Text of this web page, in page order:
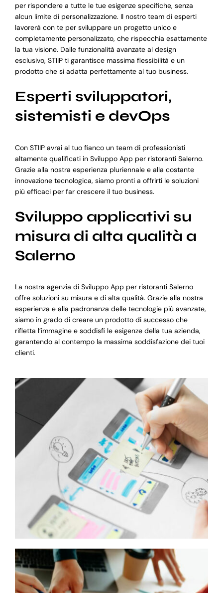
per rispondere a tutte le tue esigenze specifiche, senza
alcun limite di personalizzazione. Il nostro team di esperti
lavorerà con te per sviluppare un progetto unico e
completamente personalizzato, che rispecchia esattamente
la tua visione. Dalle funzionalità avanzate al design
esclusivo, STIIP ti garantisce massima flessibilità e un
prodotto che si adatta perfettamente al tuo business.
Esperti sviluppatori,
sistemisti e devOps
Con STIIP avrai al tuo fianco un team di professionisti
altamente qualificati in Sviluppo App per ristoranti Salerno.
Grazie alla nostra esperienza pluriennale e alla costante
innovazione tecnologica, siamo pronti a offrirti le soluzioni
più efficaci per far crescere il tuo business.
Sviluppo applicativi su
misura di alta qualità a
Salerno
La nostra agenzia di Sviluppo App per ristoranti Salerno
offre soluzioni su misura e di alta qualità. Grazie alla nostra
esperienza e alla padronanza delle tecnologie più avanzate,
siamo in grado di creare un prodotto di successo che
rifletta l’immagine e soddisfi le esigenze della tua azienda,
garantendo al contempo la massima soddisfazione dei tuoi
clienti.